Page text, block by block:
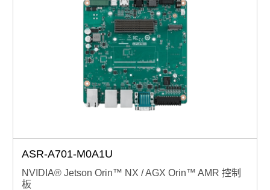
ASR-A701-M0A1U
NVIDIA® Jetson Orin™ NX / AGX Orin™ AMR 控制
板